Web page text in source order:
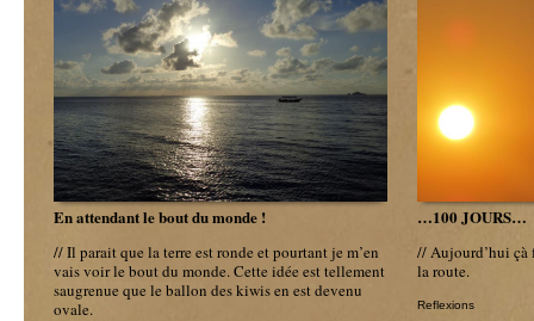
En attendant le bout du monde !
// Il parait que la terre est ronde et pourtant je m’en
vais voir le bout du monde. Cette idée est tellement
saugrenue que le ballon des kiwis en est devenu
ovale.
…100 JOURS…
// Aujourd’hui çà
la route.
Reflexions